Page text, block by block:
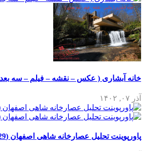
خانه آبشاری ( عکس – نقشه – فیلم – سه
آذر ۰۷, ۱۴۰۲
پاورپوینت تحلیل عصارخانه شاهی اصفهان (29 اسلاید)